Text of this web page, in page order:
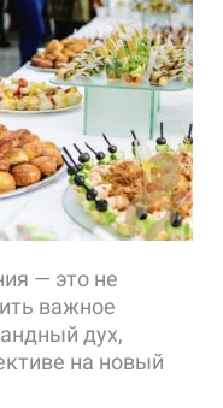
— это не
важное
дух,
на новый